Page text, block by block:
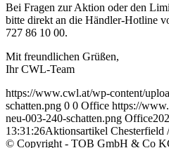
Bei Fragen zur Aktion oder den
bitte direkt an die Händler-Hotline
727 86 10 00.
Mit freundlichen Grüßen,
Ihr CWL-Team
https://www.cwl.at/wp-content/
schatten.png 0 0 Office https://
neu-003-240-schatten.png Office
13:31:26Aktionsartikel
© Copyright - TOB GmbH & Co